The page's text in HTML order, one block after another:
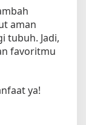
aman
tubuh. Jadi,
favoritmu
ya!